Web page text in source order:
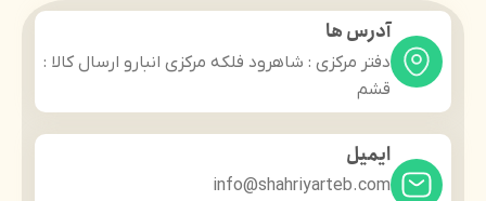
آدرس ها
دفتر مرکزی : شاهرود فلکه مرکزی انبارو ارسال کالا :
قشم
ایمیل
info@shahriyarteb.com